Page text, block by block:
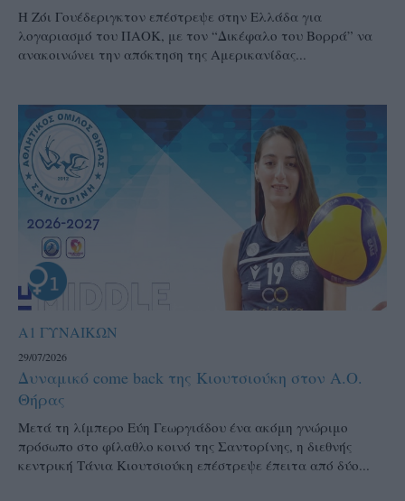
Η Ζόι Γουέδεριγκτον επέστρεψε στην Ελλάδα για
λογαριασμό του ΠΑΟΚ, με τον “Δικέφαλο του Βορρά” να
ανακοινώνει την απόκτηση της Αμερικανίδας...
Α1 ΓΥΝΑΙΚΩΝ
29/07/2026
Δυναμικό come back της Κιουτσιούκη στον Α.Ο.
Θήρας
Μετά τη λίμπερο Εύη Γεωργιάδου ένα ακόμη γνώριμο
πρόσωπο στο φίλαθλο κοινό της Σαντορίνης, η διεθνής
κεντρική Τάνια Κιουτσιούκη επέστρεψε έπειτα από δύο...